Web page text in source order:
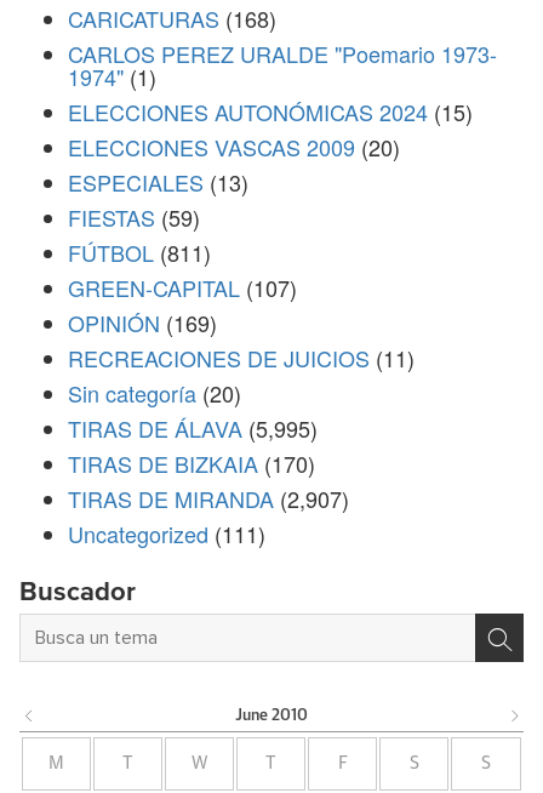
CARICATURAS (168)
CARLOS PEREZ URALDE "Poemario 1973-
1974" (1)
ELECCIONES AUTONÓMICAS 2024 (15)
ELECCIONES VASCAS 2009 (20)
ESPECIALES (13)
FIESTAS (59)
FÚTBOL (811)
GREEN-CAPITAL (107)
OPINIÓN (169)
RECREACIONES DE JUICIOS (11)
Sin categoría (20)
TIRAS DE ÁLAVA (5,995)
TIRAS DE BIZKAIA (170)
TIRAS DE MIRANDA (2,907)
Uncategorized (111)
Buscador
June 2010
M W F S S